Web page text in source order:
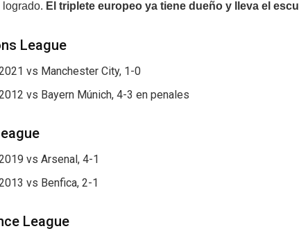
El triplete europeo ya tiene dueño y lleva el
League
vs Manchester City, 1-0
vs Bayern Múnich, 4-3 en penales
vs Arsenal, 4-1
vs Benfica, 2-1
League